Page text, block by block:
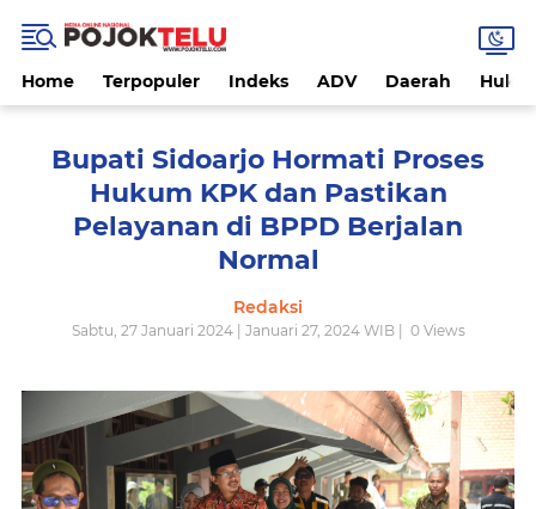
Home Terpopuler Indeks ADV Daerah
Bupati Sidoarjo Hormati Proses
Hukum KPK dan Pastikan
Pelayanan di BPPD Berjalan
Normal
Redaksi
Sabtu, 27 Januari 2024 | Januari 27, 2024 WIB | 0Views